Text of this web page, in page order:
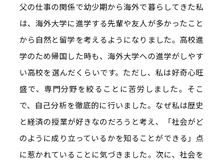
父の仕事の関係で幼少期から海外で暮らしてきた私
は、海外大学に進学する先輩や友人が多かったこと
から自然と留学を考えるようになりました。高校進
学のため帰国した時も、海外大学への進学がしやす
い高校を選んだくらいです。ただし、私は好奇心旺
盛で、専門分野を絞ることに苦労しました。そこ
で、自己分析を徹底的に行いました。なぜ私は歴史
と経済の授業が好きなのだろうと考え、「社会がど
のように成り立っているかを知ることができる」点
に惹かれていることに気づきました。次に、社会を